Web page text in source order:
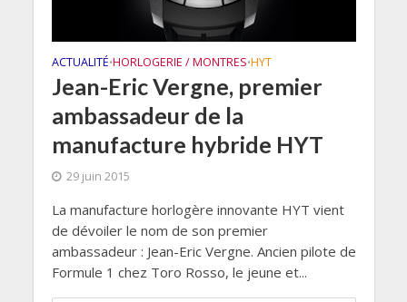
ACTUALITÉ•HORLOGERIE / MONTRES•HYT
Jean-Eric Vergne, premier
ambassadeur de la
manufacture hybride HYT
29 juin 2015
La manufacture horlogère innovante HYT vient
de dévoiler le nom de son premier
ambassadeur : Jean-Eric Vergne. Ancien pilote de
Formule 1 chez Toro Rosso, le jeune et...